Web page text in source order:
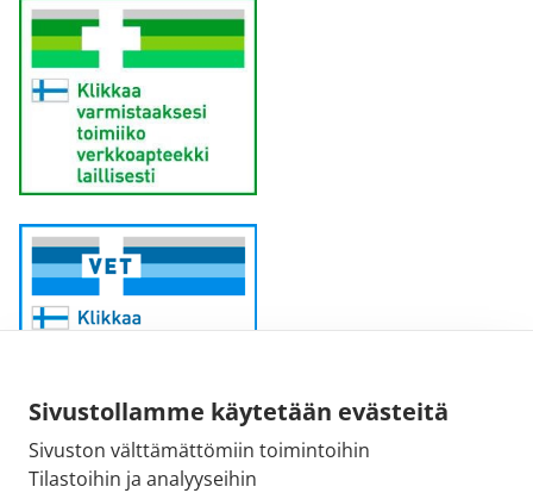
Sivustollamme käytetään evästeitä
Sivuston välttämättömiin toimintoihin
Tilastoihin ja analyyseihin
Sähköpostiosoite: